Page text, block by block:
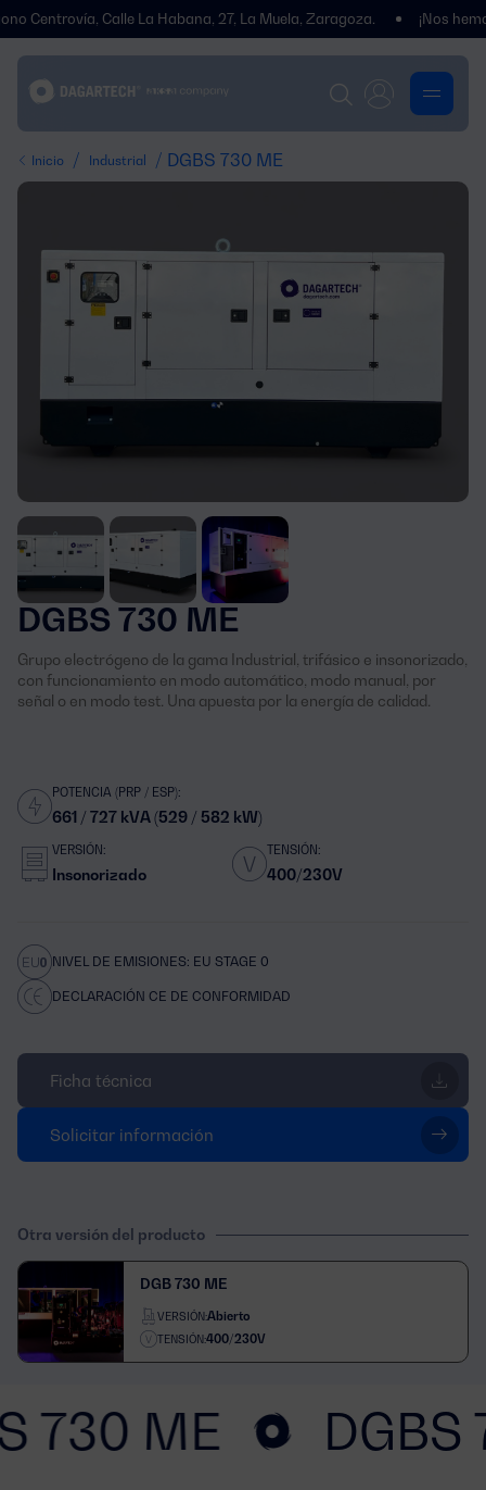
Calle La Habana, 27, La Muela, Zaragoza. ¡Nos hemos
Inicio / Industrial / DGBS 730 ME
DGBS 730 ME
Grupo electrógeno de la gama Industrial, trifásico e insonorizado,
con funcionamiento en modo automático, modo manual, por
señal o en modo test. Una apuesta por la energía de calidad.
POTENCIA (PRP / ESP):
661 / 727 kVA (529 / 582 kW)
VERSIÓN:
Insonorizado
TENSIÓN:
400/230V
NIVEL DE EMISIONES: EU STAGE 0
DECLARACIÓN CE DE CONFORMIDAD
Ficha técnica
Solicitar información
Otra versión del producto
DGB 730 ME
VERSIÓN:Abierto
TENSIÓN:400/230V
730 ME DGBS